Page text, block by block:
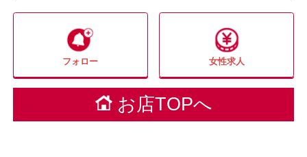
フォロー 女性求人
お店TOPへ